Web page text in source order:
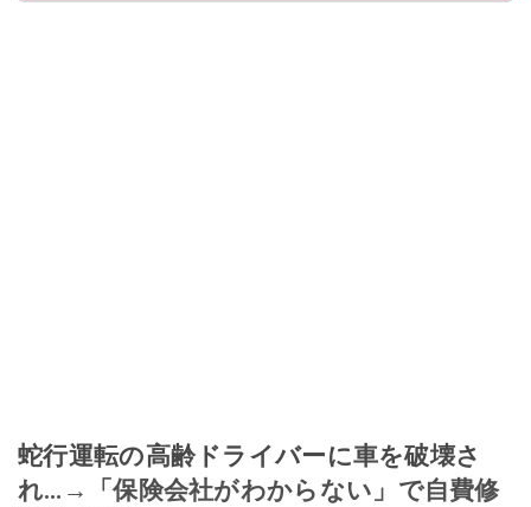
蛇行運転の高齢ドライバーに車を破壊さ
れ…→「保険会社がわからない」で自費修